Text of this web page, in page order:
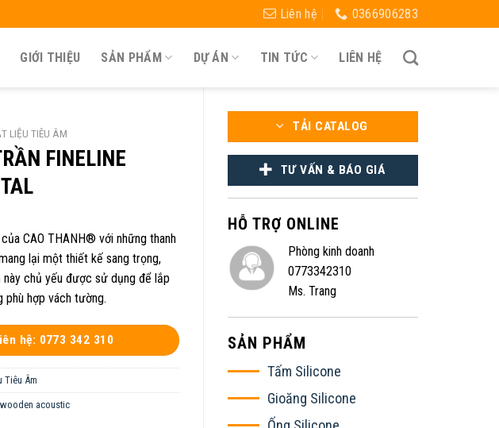
Liên hệ 0366906283
GIỚI THIỆU SẢN PHẨM DỰ ÁN TIN TỨC LIÊN HỆ
TẢI CATALOG
TƯ VẤN & BÁO GIÁ
HỖ TRỢ ONLINE
Phòng kinh doanh
0773342310
Ms. Trang
SẢN PHẨM
Tấm Silicone
Gioăng Silicone
LIỆU TIÊU ÂM
FINELINE
CAO THANH® với những thanh
lại một thiết kế sang trọng,
chủ yếu được sử dụng để lắp
phù hợp vách tường.
hệ: 0773 342 310
Tiêu Âm
wooden acoustic